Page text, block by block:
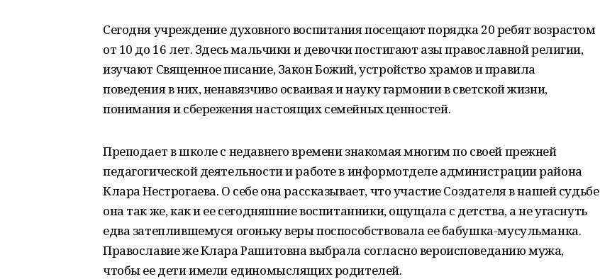
Сегодня учреждение духовного воспитания посещают порядка 20 ребят возрастом
от 10 до 16 лет. Здесь мальчики и девочки постигают азы православной религии,
изучают Священное пи­сание, Закон Божий, устройство храмов и пра­вила
поведения в них, ненавязчиво осваивая и науку гармонии в светской жизни,
понимания и сбережения настоящих семейных ценностей.
Преподает в школе с недавнего времени знакомая многим по своей прежней
педагоги­ческой деятельности и работе в информотде­ле администрации района
Клара Нестрогаева. О себе она рассказывает, что участие Создате­ля в нашей судьбе
она так же, как и ее сегод­няшние воспитанники, ощущала с детства, а не угаснуть
едва затеплившемуся огоньку веры поспособствовала ее бабушка-мусульманка.
Православие же Клара Рашитовна выбрала со­гласно вероисповеданию мужа,
чтобы ее дети имели единомыслящих родителей.